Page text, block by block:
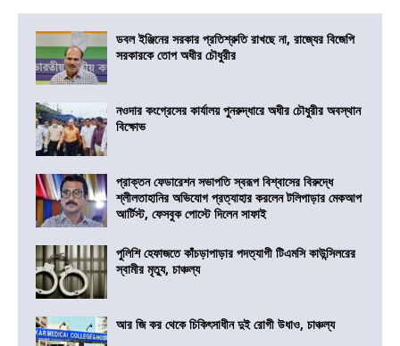
ডবল ইঞ্জিনের সরকার প্রতিশ্রুতি রাখছে না, রাজ্যের বিজেপি
সরকারকে তোপ অধীর চৌধুরীর
নওদার কংগ্রেসের কার্যালয় পুনরুদ্ধারে অধীর চৌধুরীর অবস্থান
বিক্ষোভ
প্রাক্তন ফেডারেশন সভাপতি স্বরূপ বিশ্বাসের বিরুদ্ধে
শ্লীলতাহানির অভিযোগ প্রত্যাহার করলেন টলিপাড়ার মেকআপ
আর্টিস্ট, ফেসবুক পোস্টে দিলেন সাফাই
পুলিশি হেফাজতে কাঁচড়াপাড়ার পদত্যাগী টিএমসি কাউন্সিলরের
স্বামীর মৃত্যু, চাঞ্চল্য
আর জি কর থেকে চিকিৎসাধীন দুই রোগী উধাও, চাঞ্চল্য